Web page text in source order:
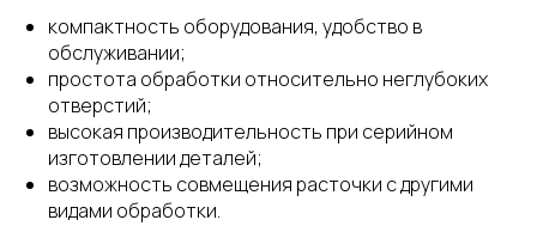
компактность оборудования, удобство в
обслуживании;
простота обработки относительно неглубоких
отверстий;
высокая производительность при серийном
изготовлении деталей;
возможность совмещения расточки с другими
видами обработки.